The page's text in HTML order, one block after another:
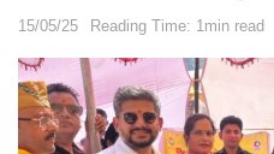
15/05/25 Reading Time: 1min read